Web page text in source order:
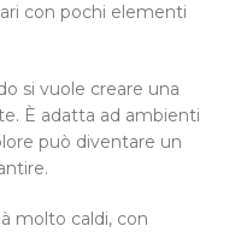
con pochi elementi
si vuole creare una
È adatta ad ambienti
può diventare un
molto caldi, con